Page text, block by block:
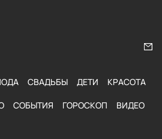
СВАДЬБЫ ДЕТИ КРАСОТА
СОБЫТИЯ ГОРОСКОП ВИДЕО